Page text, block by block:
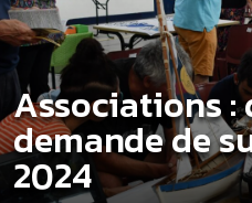
Associations :
demande de
2024